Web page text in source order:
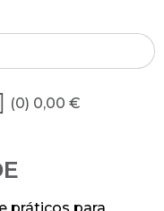
(0) 0,00 €